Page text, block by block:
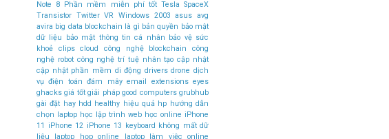
Note 8 Phần mềm miễn phí tốt Tesla SpaceX
Transistor Twitter VR Windows 2003 asus avg
avira big data blockchain là gì bản quyền bảo mật
dữ liệu
bảo mật thông tin cá nhân bảo vệ sức
khoẻ
clips cloud công nghệ blockchain
công
nghệ robot công nghệ trí tuệ nhân tạo cập nhật
cập nhật phần mềm di động drivers drone dịch
vụ điện toán đám mây email extensions eyes
ghacks giá tốt giải pháp good computers grubhub
gài đặt hay hdd healthy hiệu quả hp hướng dẫn
chọn laptop học lập trình web học online iPhone
11
iPhone 12 iPhone 13 keyboard không mất dữ
liệu
laptop họp online laptop làm việc online